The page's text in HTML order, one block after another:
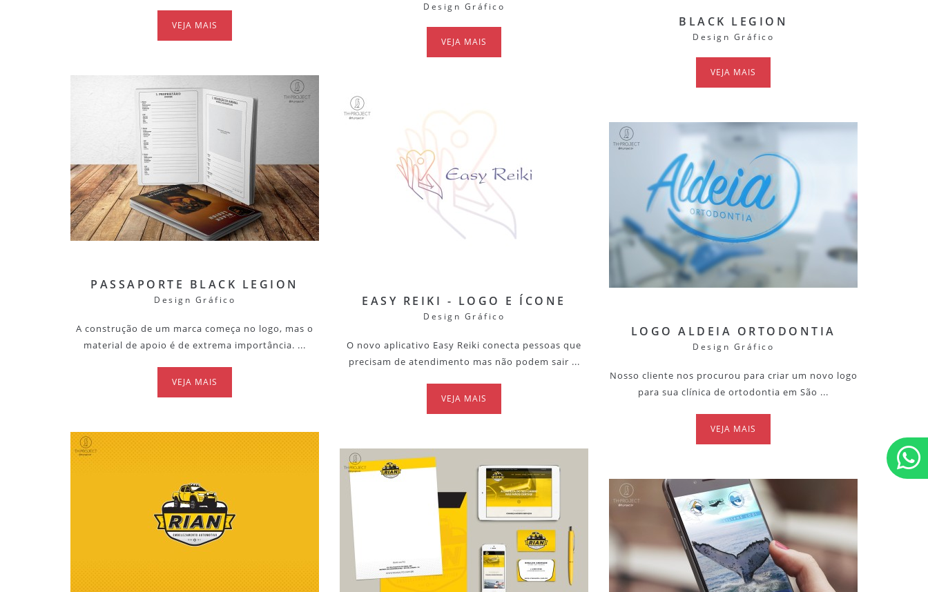
VEJA MAIS
Design Gráfico
VEJA MAIS
BLACK LEGION
Design Gráfico
VEJA MAIS
PASSAPORTE BLACK LEGION
Design Gráfico
A construção de um marca começa no logo, mas o
material de apoio é de extrema importância. ...
VEJA MAIS
EASY REIKI - LOGO E ÍCONE
Design Gráfico
O novo aplicativo Easy Reiki conecta pessoas que
precisam de atendimento mas não podem sair ...
VEJA MAIS
LOGO ALDEIA ORTODONTIA
Design Gráfico
Nosso cliente nos procurou para criar um novo logo
para sua clínica de ortodontia em São ...
VEJA MAIS